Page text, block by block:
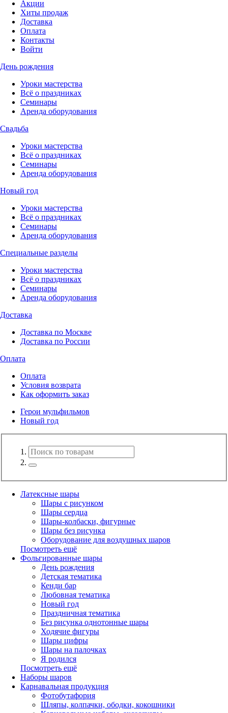
Акции
Хиты продаж
Доставка
Оплата
Контакты
Войти
День рождения
Уроки мастерства
Всё о праздниках
Семинары
Аренда оборудования
Свадьба
Уроки мастерства
Всё о праздниках
Семинары
Аренда оборудования
Новый год
Уроки мастерства
Всё о праздниках
Семинары
Аренда оборудования
Специальные разделы
Уроки мастерства
Всё о праздниках
Семинары
Аренда оборудования
Доставка
Доставка по Москве
Доставка по России
Оплата
Оплата
Условия возврата
Как оформить заказ
Герои мульфильмов
Новый год
Латексные шары
Шары с рисунком
Шары сердца
Шары-колбаски, фигурные
Шары без рисунка
Оборудование для воздушных шаров
Посмотреть ещё
Фольгированные шары
День рождения
Детская тематика
Кенди бар
Любовная тематика
Новый год
Праздничная тематика
Без рисунка однотонные шары
Ходячие фигуры
Шары цифры
Шары на палочках
Я родился
Посмотреть ещё
Наборы шаров
Карнавальная продукция
Фотобутафория
Шляпы, колпачки, ободки, кокошники